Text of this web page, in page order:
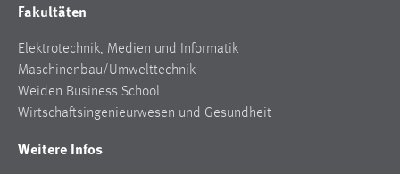
Fakultäten
Elektrotechnik, Medien und Informatik
Maschinenbau/Umwelttechnik
Weiden Business School
Wirtschaftsingenieurwesen und Gesundheit
Weitere Infos